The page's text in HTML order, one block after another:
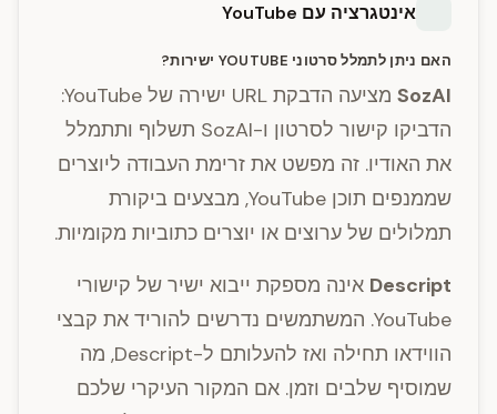
אינטגרציה עם YouTube
האם ניתן לתמלל סרטוני YOUTUBE ישירות?
SozAI
מציעה הדבקת URL ישירה של YouTube:
הדביקו קישור לסרטון ו-SozAI תשלוף ותתמלל
את האודיו. זה מפשט את זרימת העבודה ליוצרים
שממנפים תוכן YouTube, מבצעים ביקורת
תמלולים של ערוצים או יוצרים כתוביות מקומיות.
Descript אינה מספקת ייבוא ישיר של קישורי
YouTube. המשתמשים נדרשים להוריד את קבצי
הווידאו תחילה ואז להעלותם ל-Descript, מה
שמוסיף שלבים וזמן. אם המקור העיקרי שלכם